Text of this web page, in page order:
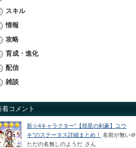
スキル
情報
攻略
育成・進化
配信
雑談
着コメント
新☆4キャラクター”【煌星の剣豪】ユウ
キ”のステータス詳細まとめ！
名前が無い＠
ただの名無しのようだ さん